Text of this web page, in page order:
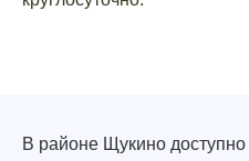
В районе Щукино доступно